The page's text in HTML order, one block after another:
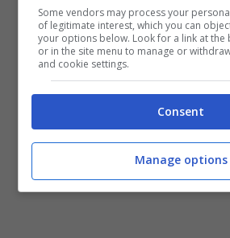
Some vendors may process your
of legitimate interest, which you can
your options below. Look for a link at
or in the site menu to manage or
and cookie settings.
Consent
Manage options